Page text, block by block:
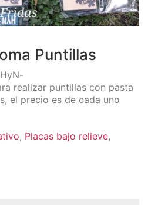
Puntillas
realizar puntillas con pasta
el precio es de cada uno
, Placas bajo relieve,